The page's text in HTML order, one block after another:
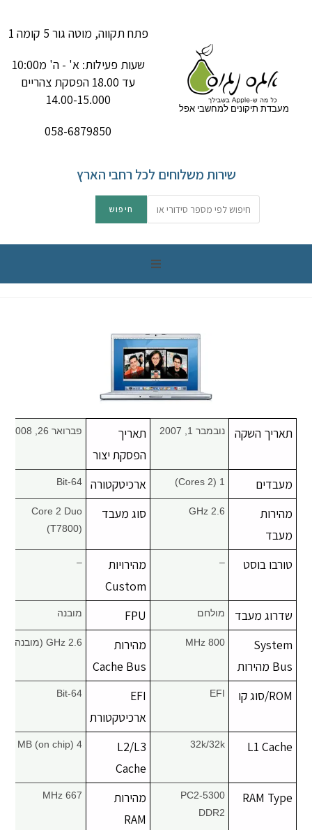
מעבדת תיקונים למחשבי אפל
פתח תקווה, מוטה גור 5 קומה 1
שעות פעילות: א' - ה' מ10:00
עד 18.00 הפסקת צהריים
14.00-15.000
058-6879850
שירות משלוחים לכל רחבי הארץ
מחשבי אפל משומשים
שירות תיקונים למכשירי אפל
מדריכים
יצירת קשר
תאריך השקה נובמבר 1, 2007
תאריך
הפסקת יצור
פברואר 26, 2008
מעבדים 1 (2 Cores) ארכיטקטורה 64-Bit
מהירות
מעבד
2.6 GHz סוג מעבד
Core 2 Duo
(T7800)
טורבו בוסט –
מהירויות
Custom
–
שדרוג מעבד מולחם FPU מובנה
System
Bus מהירות
800 MHz
מהירות
Cache Bus
2.6 GHz (מובנה)
ROM/סוג קו EFI
EFI
ארכיטקטורת
64-Bit
L1 Cache
32k/32k
L2/L3
Cache
4 MB (on chip)
RAM Type
PC2-5300
DDR2
מהירות
RAM
667 MHz